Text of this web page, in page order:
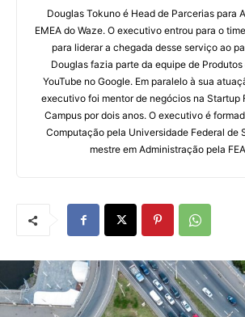
Douglas Tokuno é Head de Parcerias para
EMEA do Waze. O executivo entrou para o
para liderar a chegada desse serviço ao
Douglas fazia parte da equipe de Produtos
YouTube no Google. Em paralelo à sua
executivo foi mentor de negócios na Startup
Campus por dois anos. O executivo é
Computação pela Universidade Federal de
mestre em Administração pela